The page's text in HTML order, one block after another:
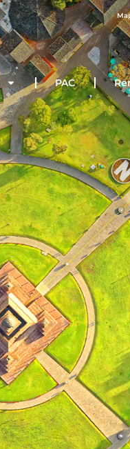
PAC